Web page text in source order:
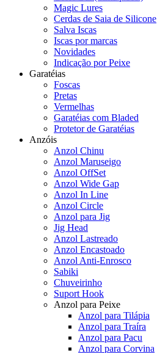
Magic Lures
Cerdas de Saia de Silicone
Salva Iscas
Iscas por marcas
Novidades
Indicação por Peixe
Garatéias
Foscas
Pretas
Vermelhas
Garatéias com Bladed
Protetor de Garatéias
Anzóis
Anzol Chinu
Anzol Maruseigo
Anzol OffSet
Anzol Wide Gap
Anzol In Line
Anzol Circle
Anzol para Jig
Jig Head
Anzol Lastreado
Anzol Encastoado
Anzol Anti-Enrosco
Sabiki
Chuveirinho
Suport Hook
Anzol para Peixe
Anzol para Tilápia
Anzol para Traíra
Anzol para Pacu
Anzol para Corvina